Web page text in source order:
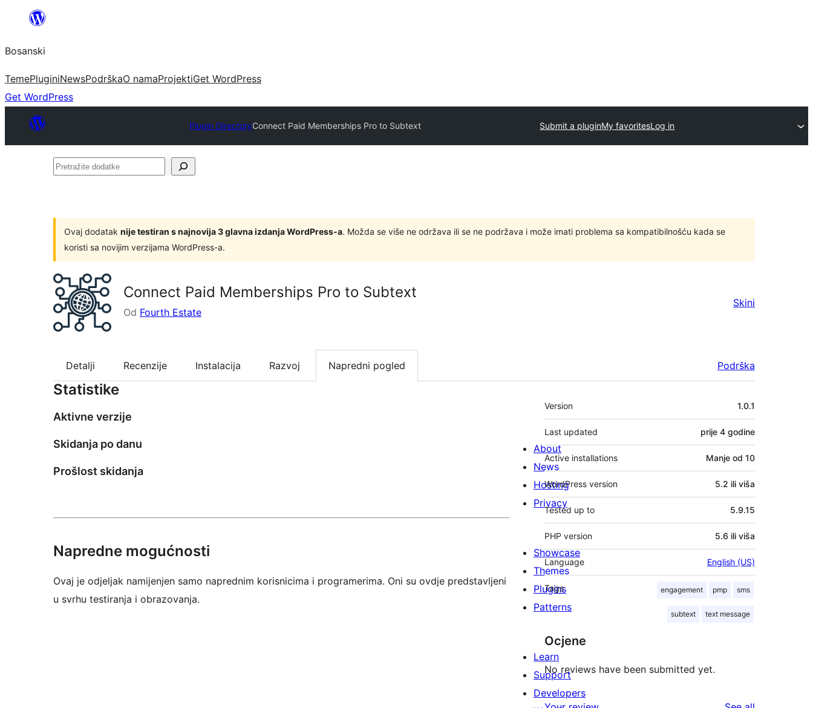
sadržaj
Bosanski
TemePluginiNewsPodrškaO namaProjektiGet WordPress
Get WordPress
Plugin DirectoryConnect Paid Memberships Pro to Subtext Submit a pluginMy favoritesLog in
Pretražite
Ovaj dodatak nije testiran s najnovija 3 glavna izdanja WordPress-a. Možda se više ne održava ili se ne podržava i može imati problema sa kompatibilnošću kada se
koristi sa novijim verzijama WordPress-a.
Connect Paid Memberships Pro to Subtext
Od Fourth Estate
Skini
Detalji Recenzije Instalacija Razvoj Napredni pogled Podrška
Statistike
Aktivne verzije
Skidanja po danu
Prošlost skidanja
Napredne mogućnosti
Ovaj je odjeljak namijenjen samo naprednim korisnicima i programerima. Oni su ovdje predstavljeni
u svrhu testiranja i obrazovanja.
Meta
Version 1.0.1
Last updated prije 4 godine
Active installations Manje od 10
WordPress version 5.2 ili viša
Tested up to 5.9.15
PHP version 5.6 ili viša
Language English (US)
Tags engagement pmp sms
subtext text message
Ocjene
No reviews have been submitted yet.
About
News
Hosting
Privacy
Showcase
Themes
Plugins
Patterns
Learn
Support
Developers